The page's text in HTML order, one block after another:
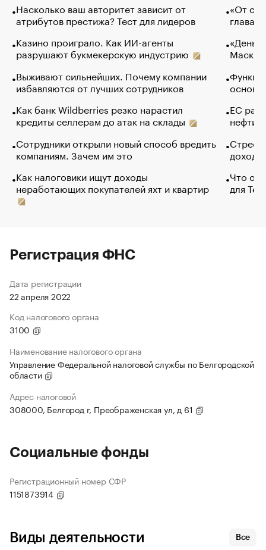
Насколько ваш авторитет зависит от
атрибутов престижа? Тест для лидеров
Казино проиграло. Как ИИ-агенты
разрушают букмекерскую индустрию
Выживают сильнейших. Почему компании
избавляются от лучших сотрудников
Как банк Wildberries резко нарастил
кредиты селлерам до атак на склады
Сотрудники открыли новый способ вредить
компаниям. Зачем им это
Как налоговики ищут доходы
неработающих покупателей яхт и квартир
«От
глава
Маск в
основ
ЕС
нефти
Что
для
Регистрация ФНС
Дата регистрации
22 апреля 2022
Код налогового органа
3100
Наименование налогового органа
Управление Федеральной налоговой службы по Белгородской
области
Адрес налоговой
308000, Белгород г, Преображенская ул, д 61
Социальные фонды
Регистрационный номер СФР
1151873914
Виды деятельности Все